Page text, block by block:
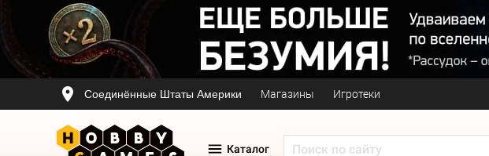
Соединённые Штаты Америки Магазины Игротеки
Каталог